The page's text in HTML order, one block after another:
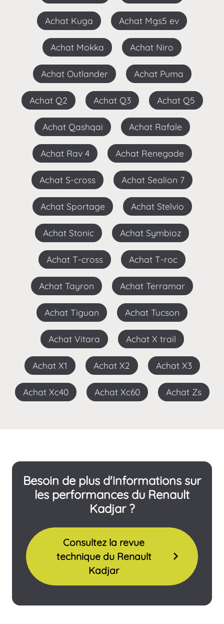
Achat Kuga Achat Mgs5 ev
Achat Mokka Achat Niro
Achat Outlander Achat Puma
Achat Q2 Achat Q3 Achat Q5
Achat Qashqai Achat Rafale
Achat Rav 4 Achat Renegade
Achat S-cross Achat Sealion 7
Achat Sportage Achat Stelvio
Achat Stonic Achat Symbioz
Achat T-cross Achat T-roc
Achat Tayron Achat Terramar
Achat Tiguan Achat Tucson
Achat Vitara Achat X trail
Achat X1 Achat X2 Achat X3
Achat Xc40 Achat Xc60 Achat Zs
Besoin de plus d'informations sur
les performances du Renault
Kadjar ?
Consultez la revue
technique du Renault
Kadjar